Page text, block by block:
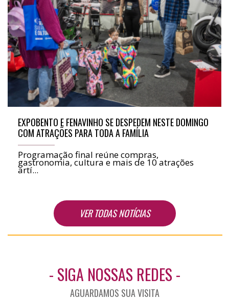
EXPOBENTO E FENAVINHO SE DESPEDEM NESTE DOMINGO
COM ATRAÇÕES PARA TODA A FAMÍLIA
Programação final reúne compras,
gastronomia, cultura e mais de 10 atrações
artí...
VER TODAS NOTÍCIAS
- SIGA NOSSAS REDES -
AGUARDAMOS SUA VISITA